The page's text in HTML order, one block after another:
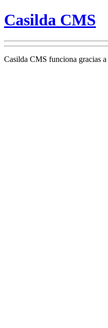
Casilda CMS
Casilda CMS funciona gracias a